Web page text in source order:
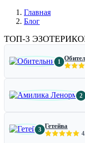
Главная
Блог
ТОП-3
1
2
3 Гетейва